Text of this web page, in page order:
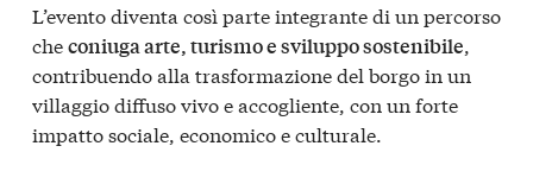
L’evento diventa così parte integrante di un percorso
checoniuga arte, turismo e sviluppo sostenibile,
contribuendo alla trasformazione del borgo in un
villaggio diffuso vivo e accogliente, con un forte
impatto sociale, economico e culturale.